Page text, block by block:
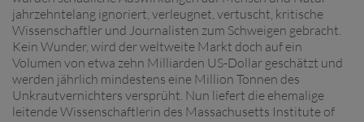
jahrzehntelang ignoriert, verleugnet, vertuscht, kritische
Wissenschaftler und Journalisten zum Schweigen gebracht.
Kein Wunder, wird der weltweite Markt doch auf ein
Volumen von etwa zehn Milliarden US-Dollar geschätzt und
werden jährlich mindestens eine Million Tonnen des
Unkrautvernichters versprüht. Nun liefert die ehemalige
leitende Wissenschaftlerin des Massachusetts Institute of